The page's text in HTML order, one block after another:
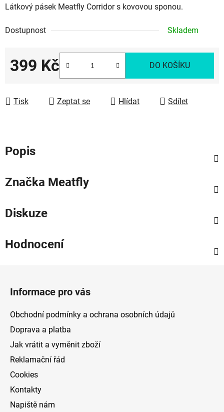
Látkový pásek Meatfly Corridor s kovovou sponou.
Dostupnost Skladem
399 Kč DO KOŠÍKU
Tisk Zeptat se Hlídat Sdílet
Popis
Značka Meatfly
Diskuze
Hodnocení
Informace pro vás
Obchodní podmínky a ochrana osobních údajů
Doprava a platba
Jak vrátit a vyměnit zboží
Reklamační řád
Cookies
Kontakty
Napiště nám